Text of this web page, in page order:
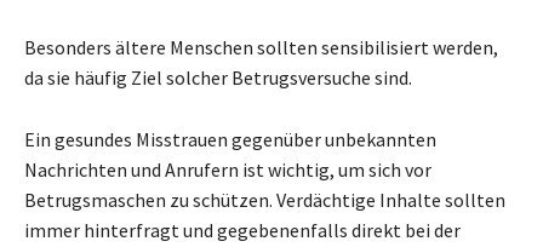
Besonders ältere Menschen sollten sensibilisiert werden,
da sie häufig Ziel solcher Betrugsversuche sind.
Ein gesundes Misstrauen gegenüber unbekannten
Nachrichten und Anrufern ist wichtig, um sich vor
Betrugsmaschen zu schützen. Verdächtige Inhalte sollten
immer hinterfragt und gegebenenfalls direkt bei der